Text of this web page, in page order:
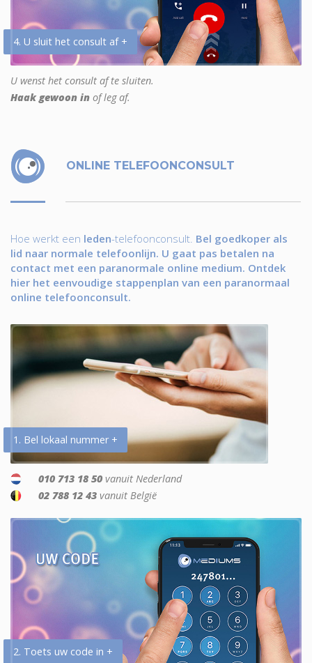
4. U sluit het consult af +
U wenst het consult af te sluiten.
Haak gewoon in of leg af.
ONLINE TELEFOONCONSULT
Hoe werkt een leden-telefoonconsult. Bel goedkoper als
lid naar normale telefoonlijn. U gaat pas betalen na
contact met een paranormale online medium. Ontdek
hier het eenvoudige stappenplan van een paranormaal
online telefoonconsult.
1. Bel lokaal nummer +
010 713 18 50 vanuit Nederland
02 788 12 43 vanuit België
2. Toets uw code in +